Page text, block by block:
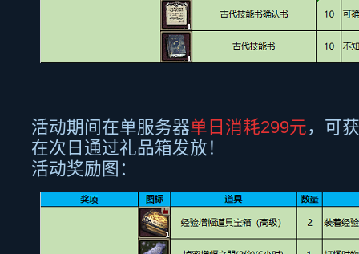
活动期间在单服务器单日消耗299元，可
在次日通过礼品箱发放！
活动奖励图：